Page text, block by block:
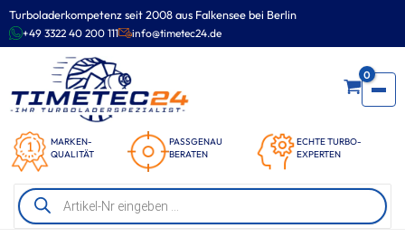
Turboladerkompetenz seit 2008 aus Falkensee bei Berlin
+49 3322 40 200 111 info@timetec24.de
MARKEN-
QUALITÄT
PASSGENAU
BERATEN
ECHTE TURBO-
EXPERTEN
0
Products
search
Zum
Inhalt
springen